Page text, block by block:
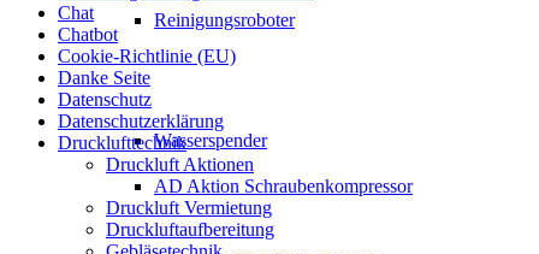
Reinigungsroboter
Wasserspender
Chat
Chatbot
Cookie-Richtlinie (EU)
Danke Seite
Datenschutz
Datenschutzerklärung
Drucklufttechnik
Druckluft Aktionen
AD Aktion Schraubenkompressor
Druckluft Vermietung
Druckluftaufbereitung